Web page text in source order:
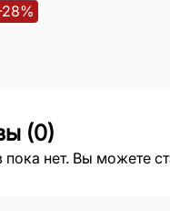
28%
(0)
пока нет. Вы можете